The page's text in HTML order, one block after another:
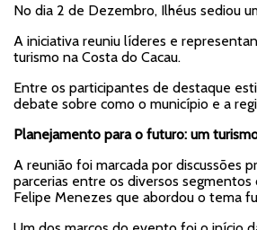
No dia 2 de Dezembro, Ilhéus sediou
A iniciativa reuniu líderes e
turismo na Costa do Cacau.
Entre os participantes de destaque
debate sobre como o município e a
Planejamento para o futuro: um
A reunião foi marcada por discussões
parcerias entre os diversos
Felipe Menezes que abordou o tema